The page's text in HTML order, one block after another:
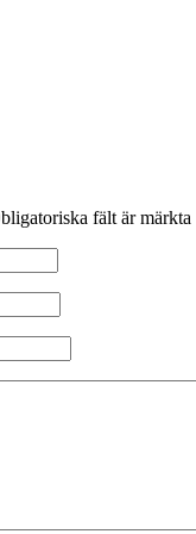
fält är märkta